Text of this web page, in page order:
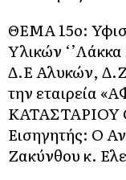
ΘΕΜΑ 15o:
Υλικών
Δ.Ε Αλυκών,
την εταιρεία
ΚΑΤΑΣΤΑΡΙΟΥ
Εισηγητής: Ο
Ζακύνθου κ.